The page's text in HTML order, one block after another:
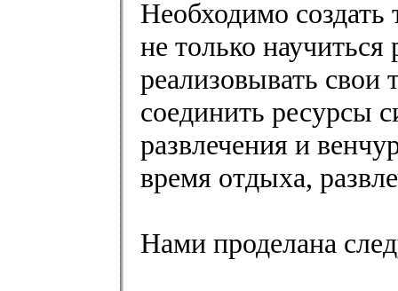
Необходимо создать
не только
реализовывать
соединить ресурсы
развлечения и
время отдыха,
Нами проделана